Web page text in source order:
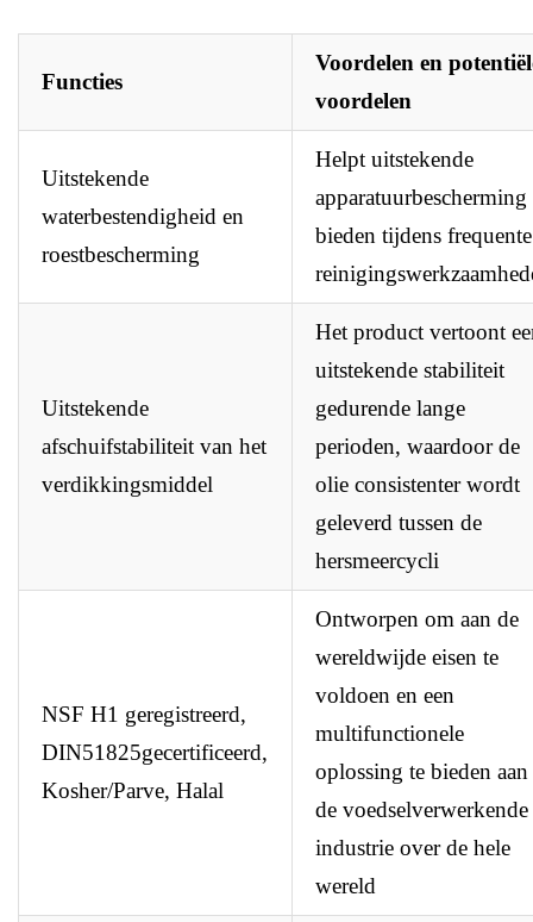
Functies
Voordelen en
voordelen
Uitstekende
waterbestendigheid en
roestbescherming
Helpt uitstekende
apparatuurbescherming
bieden tijdens frequente
Uitstekende
afschuifstabiliteit van het
verdikkingsmiddel
Het product vertoont
uitstekende stabiliteit
gedurende lange
perioden, waardoor de
olie consistenter wordt
geleverd tussen de
hersmeercycli
NSF H1 geregistreerd,
DIN51825gecertificeerd,
Kosher/Parve, Halal
Ontworpen om aan de
wereldwijde eisen te
voldoen en een
multifunctionele
oplossing te bieden aan
de voedselverwerkende
industrie over de hele
wereld